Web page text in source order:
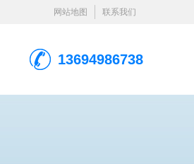
网站地图 联系我们
13694986738